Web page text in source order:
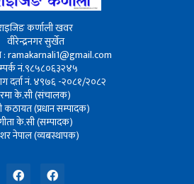
कर्णाली खवर
वीरेन्द्रनगर सुर्खेत
: ramakarnali1@gmail.com
नं.९८५८०६३२४५
दर्ता नं. ४९७६ -२०८१/२०८२
रमा के.सी (संचालक)
कठायत (प्रधान सम्पादक)
के.सी (सम्पादक)
नेपाल (व्यबस्थापक)